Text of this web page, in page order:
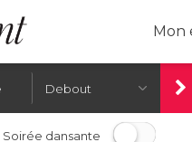
Mon
Debout
Soirée dansante